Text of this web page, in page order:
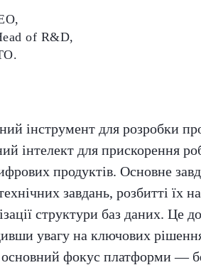
of R&D,
інструмент для розробки
інтелект для прискорення
продуктів. Основне
завдань, розбитті їх
структури баз даних. Це
увагу на ключових
основний фокус платформи —